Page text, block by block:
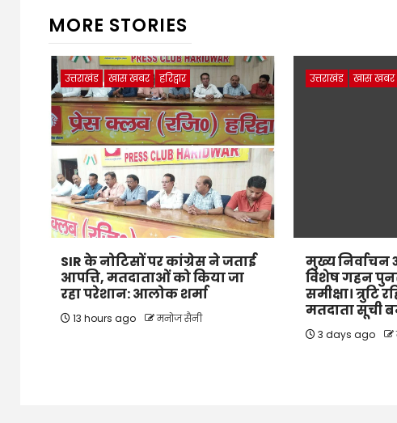
MORE STORIES
उत्तराखंड खास खबर हरिद्वार
SIR के नोटिसों पर कांग्रेस ने जताई
आपत्ति, मतदाताओं को किया जा
रहा परेशान: आलोक शर्मा
13 hours ago मनोज सैनी
उत्तराखंड खास खबर
मुख्य निर्वाचन
विशेष गहन
समीक्षा। त्रुटि
मतदाता सूची
3 days ago